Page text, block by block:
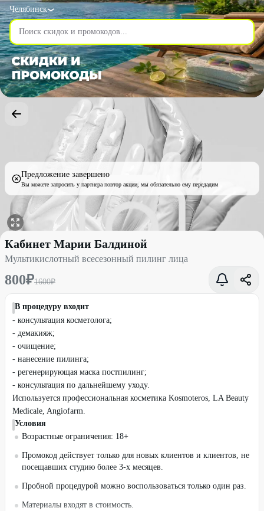
Челябинск
Предложение завершено
Вы можете запросить у партнера повтор акции, мы обязательно ему передадим
Мультикислотный всесезонный пилинг лица со скидкой 50%
Кабинет Марии Балдиной
Мультикислотный всесезонный пилинг лица
800₽1600₽
В процедуру входит
- консультация косметолога;
- демакияж;
- очищение;
- нанесение пилинга;
- регенерирующая маска постпилинг;
- консультация по дальнейшему уходу.
Используется профессиональная косметика Kosmoteros, LA Beauty
Medicale, Angiofarm.
Условия
Возрастные ограничения: 18+
Промокод действует только для новых клиентов и клиентов, не
посещавших студию более 3-х месяцев.
Пробной процедурой можно воспользоваться только один раз.
Материалы входят в стоимость.